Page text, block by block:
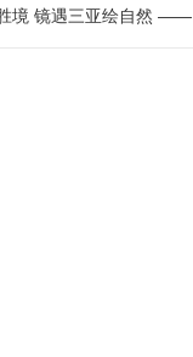
境 镜遇三亚绘自然 ——